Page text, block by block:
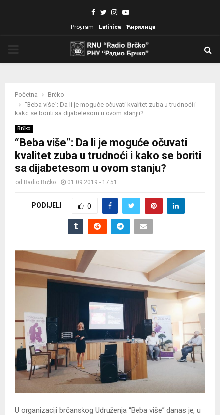
Facebook
TwitterInstagram
Youtube
Program Latinica Ћирилица
Početna
Brčko
“Beba više”: Da li je moguće očuvati kvalitet zuba u trudnoći i
kako se boriti sa dijabetesom u ovom stanju?
Brčko
“Beba više”: Da li je moguće očuvati
kvalitet zuba u trudnoći i kako se boriti
sa dijabetesom u ovom stanju?
od Radio Brčko 01.09.2019 - 17:51
PODIJELI 0
U organizaciji brčanskog Udruženja “Beba više” danas je, u